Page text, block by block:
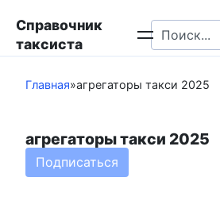
контенту
Справочник
таксиста
Search
for:
Главная»агрегаторы такси 2025
агрегаторы такси 2025
Подписаться